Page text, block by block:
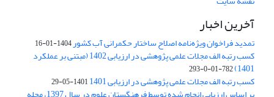
آخرین اخبار
تمدید فراخوان ویژه‌نامه اصلاح ساختار حکمرانی آب کشور1404-01-16
کسب رتبه الف مجلات علمی پژوهشی در ارزیابی 1402 (مبتنی بر عملکرد
1401)
782-01-0-293
کسب رتبه الف مجلات علمی پژوهشی در ارزیابی 1401 1401-05-29